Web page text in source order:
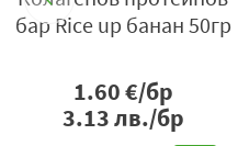
up гъби/сметана 60гр
1.00€/бр
1.96лв./бр